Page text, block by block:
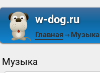
w-dog.ru
Главная ⇒ Музыка
Музыка